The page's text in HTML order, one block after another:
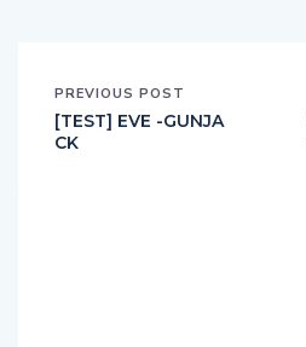
[TEST] EVE -GUNJA
CK